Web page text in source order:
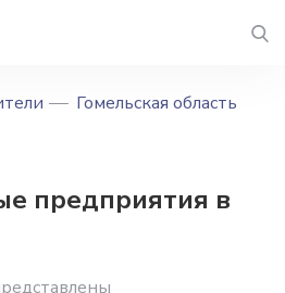
Гомельская область
предприятия в